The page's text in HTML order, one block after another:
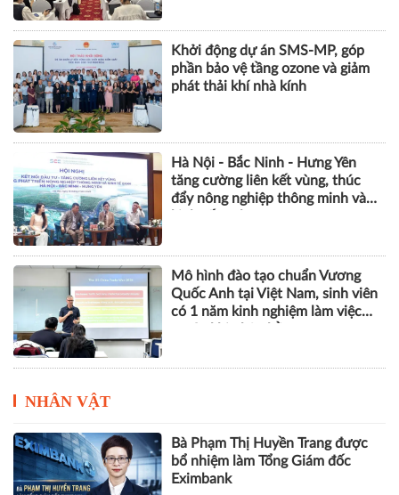
Khởi động dự án SMS-MP, góp
phần bảo vệ tầng ozone và giảm
phát thải khí nhà kính
Hà Nội - Bắc Ninh - Hưng Yên
tăng cường liên kết vùng, thúc
đẩy nông nghiệp thông minh và
Mô hình đào tạo chuẩn Vương
Quốc Anh tại Việt Nam, sinh viên
có 1 năm kinh nghiệm làm việc
NHÂN VẬT
Bà Phạm Thị Huyền Trang được
bổ nhiệm làm Tổng Giám đốc
Eximbank